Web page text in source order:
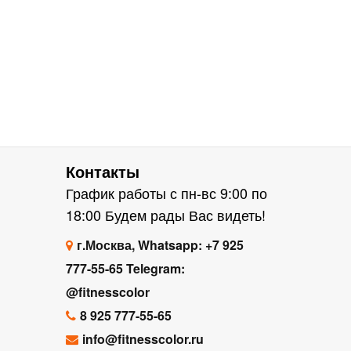
Контакты
График работы с пн-вс 9:00 по
18:00 Будем рады Вас видеть!
г.Москва, Whatsapp: +7 925
777-55-65 Telegram:
@fitnesscolor
8 925 777-55-65
info@fitnesscolor.ru